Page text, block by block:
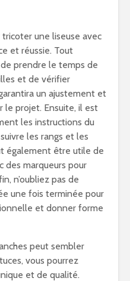
une liseuse avec
et réussie. Tout
prendre le temps de
et de vérifier
un ajustement et
le projet. Ensuite, il est
les instructions du
les rangs et les
également être utile de
des marqueurs pour
n’oubliez pas de
une fois terminée pour
et donner forme
peut sembler
vous pourrez
et de qualité.